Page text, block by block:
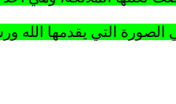
التي يقدمها الله